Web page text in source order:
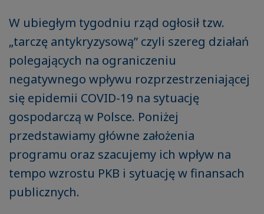
W ubiegłym tygodniu rząd ogłosił tzw.
„tarczę antykryzysową” czyli szereg działań
polegających na ograniczeniu
negatywnego wpływu rozprzestrzeniającej
się epidemii COVID-19 na sytuację
gospodarczą w Polsce. Poniżej
przedstawiamy główne założenia
programu oraz szacujemy ich wpływ na
tempo wzrostu PKB i sytuację w finansach
publicznych.